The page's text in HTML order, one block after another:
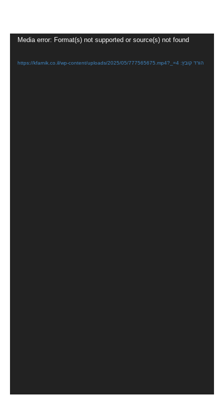
Media error: Format(s) not supported or source(s) not found
הורד קובץ: https://kfarnik.co.il/wp-content/uploads/2025/05/777565675.mp4?_=4